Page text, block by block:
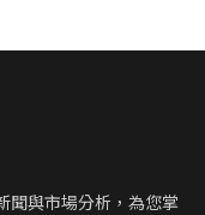
聞與市場分析，為您掌